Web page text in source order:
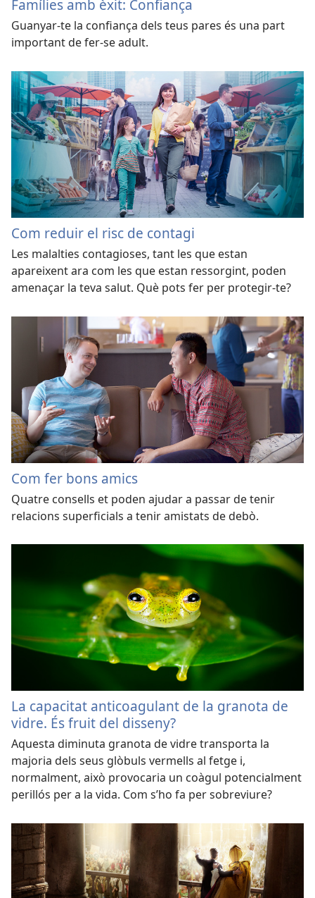
Famílies amb èxit: Confiança
Guanyar-te la confiança dels teus pares és una part
important de fer-se adult.
Com reduir el risc de contagi
Les malalties contagioses, tant les que estan
apareixent ara com les que estan ressorgint, poden
amenaçar la teva salut. Què pots fer per protegir-te?
Com fer bons amics
Quatre consells et poden ajudar a passar de tenir
relacions superficials a tenir amistats de debò.
La capacitat anticoagulant de la granota de
vidre. És fruit del disseny?
Aquesta diminuta granota de vidre transporta la
majoria dels seus glòbuls vermells al fetge i,
normalment, això provocaria un coàgul potencialment
perillós per a la vida. Com s’ho fa per sobreviure?